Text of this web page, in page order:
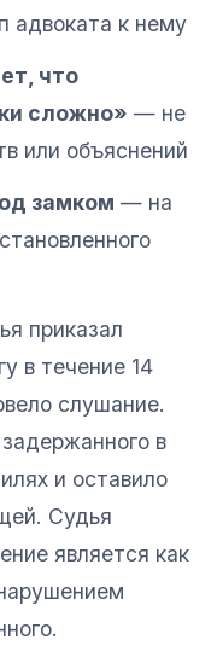
адвоката к нему
что
сложно» — не
или объяснений
замком — на
приказал
в течение 14
слушание.
в
и оставило
Судья
является как